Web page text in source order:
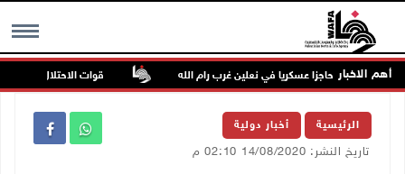
MENU أهم الاخبار
ينصب حاجزا عسكريا في نعلين غرب رام الله قوات الاحتلال تغلق
الرئيسية أخبار دولية
تاريخ النشر: 14/08/2020 02:10 م